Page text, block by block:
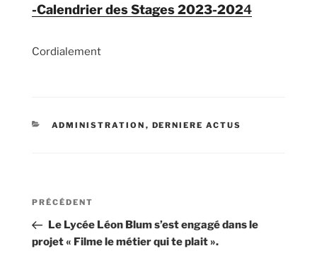
-Calendrier des Stages 2023-2024
Cordialement
CATÉGORIES
ADMINISTRATION , DERNIERE ACTUS
Navigation
l’article
Article
précédent
PRÉCÉDENT
Le Lycée Léon Blum s’est engagé dans le
projet « Filme le métier qui te plait ».